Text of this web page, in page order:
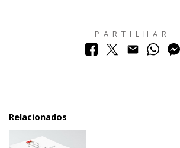
PARTILHAR
Relacionados